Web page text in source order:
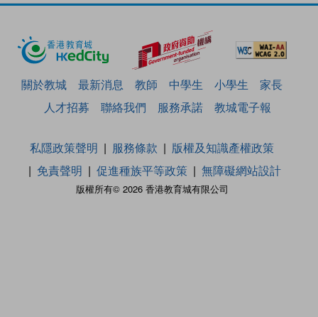
關於教城 最新消息 教師 中學生 小學生
家長
人才招募
聯絡我們 服務承諾 教城電子報
版權所有© 2026 香港教育城有限公司
私隱政策聲明 服務條款
版權及知識產權政策
免責聲明
促進種族平等政策 無障礙網站設計